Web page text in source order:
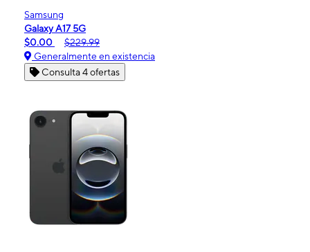
Samsung
Galaxy A17 5G
$0.00
$229.99
Generalmente en existencia
Consulta 4 ofertas